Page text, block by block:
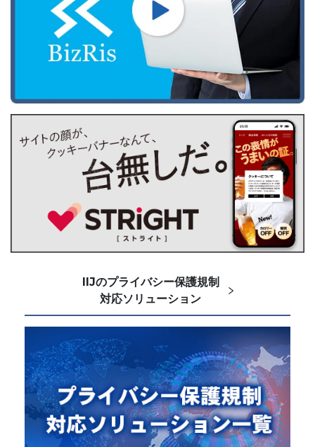
IIJのプライバシー保護規制
対応ソリューション